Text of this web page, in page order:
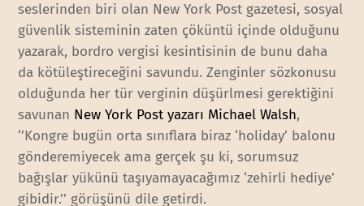
seslerinden biri olan New York Post gazetesi, sosyal
güvenlik sisteminin zaten çöküntü içinde olduğunu
yazarak, bordro vergisi kesintisinin de bunu daha
da kötüleştireceğini savundu. Zenginler sözkonusu
olduğunda her tür verginin düşürlmesi gerektiğini
savunan New York Post yazarı Michael Walsh,
‘’Kongre bugün orta sınıflara biraz ‘holiday’ balonu
gönderemiyecek ama gerçek şu ki, sorumsuz
bağışlar yükünü taşıyamayacağımız ‘zehirli hediye’
gibidir.’’ görüşünü dile getirdi.